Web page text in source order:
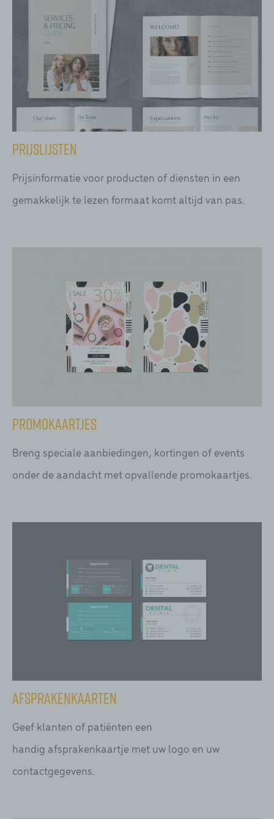
Prijslijsten
Prijsinformatie voor producten of diensten in een
gemakkelijk te lezen formaat komt altijd van pas.
Promokaartjes
Breng speciale aanbiedingen, kortingen of events
onder de aandacht met opvallende promokaartjes.
Afsprakenkaarten
Geef klanten of patiënten een
handig afsprakenkaartje met uw logo en uw
contactgegevens.